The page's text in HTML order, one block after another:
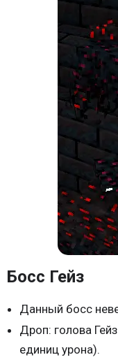
Босс Гейз
Данный босс
Дроп: голова
единиц урона).